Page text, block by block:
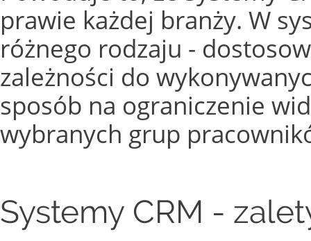
prawie każdej branży. W
różnego rodzaju -
zależności do
sposób na ograniczenie
wybranych grup
Systemy CRM -